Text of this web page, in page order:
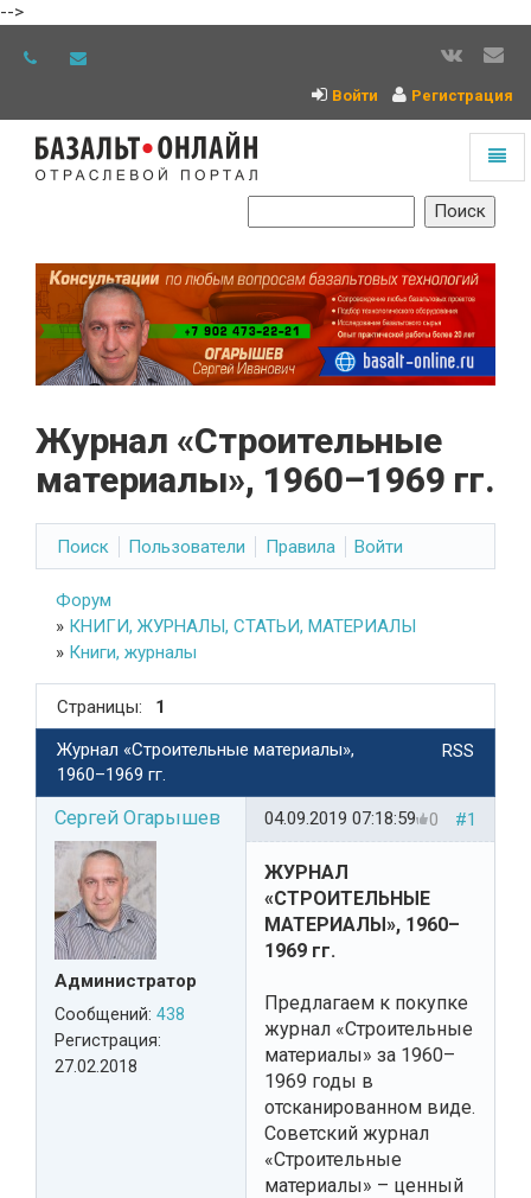
-->
Войти Регистрация
Журнал «Строительные
материалы», 1960–1969 гг.
Поиск Пользователи Правила Войти
Форум
» КНИГИ, ЖУРНАЛЫ, СТАТЬИ, МАТЕРИАЛЫ
» Книги, журналы
Страницы: 1
RSS
Журнал «Строительные материалы»,
1960–1969 гг.
Сергей Огарышев
Администратор
Сообщений: 438
Регистрация:
27.02.2018
#1
0
04.09.2019 07:18:59
ЖУРНАЛ
«СТРОИТЕЛЬНЫЕ
МАТЕРИАЛЫ», 1960–
1969 гг.
Предлагаем к покупке
журнал «Строительные
материалы» за 1960–
1969 годы в
отсканированном виде.
Советский журнал
«Строительные
материалы» – ценный